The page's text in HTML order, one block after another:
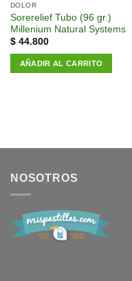
DOLOR
Sorerelief Tubo (96 gr.)
Millenium Natural Systems
$44.800
AÑADIR AL CARRITO
NOSOTROS